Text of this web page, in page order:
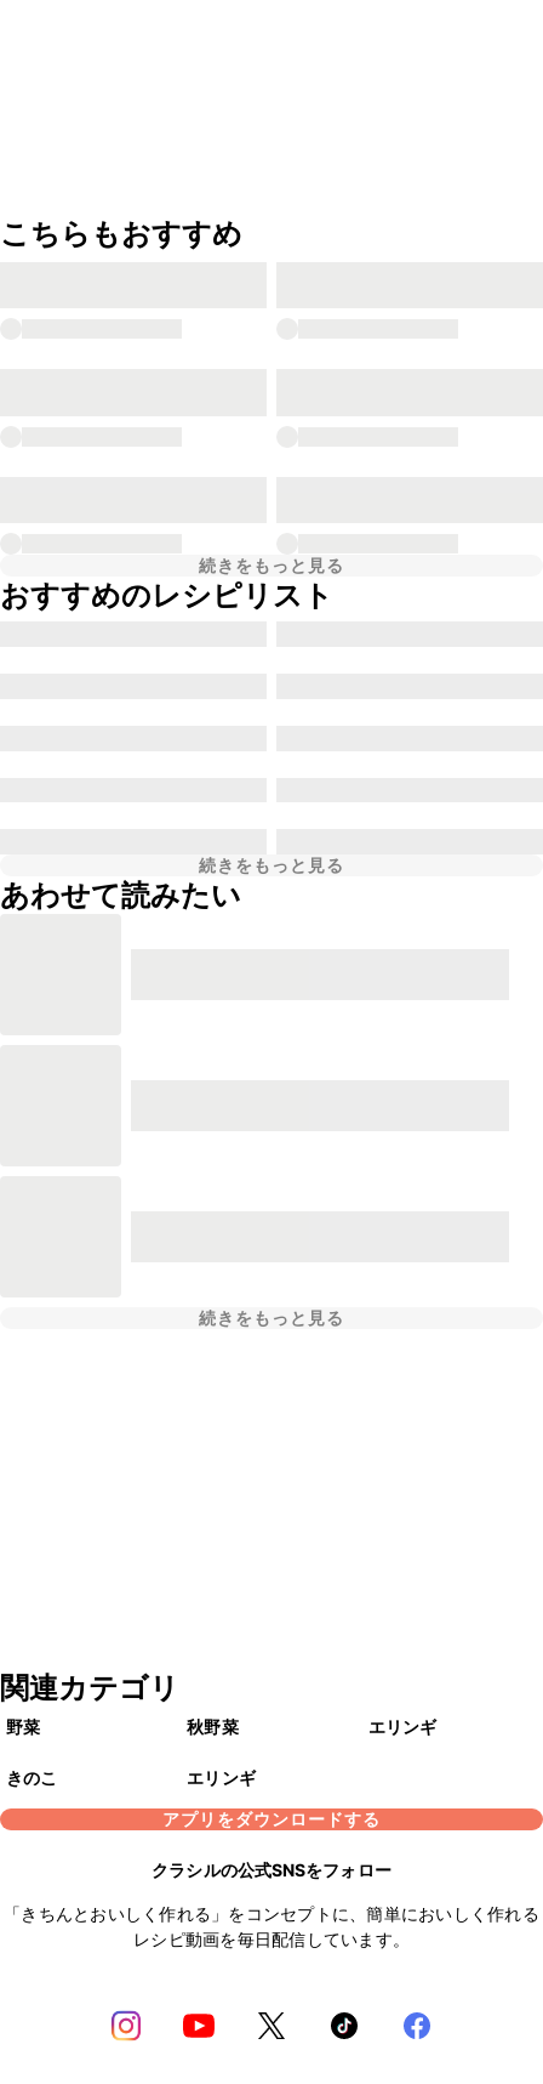
こちらもおすすめ
続きをもっと見る
おすすめのレシピリスト
続きをもっと見る
あわせて読みたい
続きをもっと見る
関連カテゴリ
野菜 秋野菜 エリンギ
きのこ
エリンギ
アプリをダウンロードする
クラシルの公式SNSをフォロー
「きちんとおいしく作れる」をコンセプトに、簡単においしく作れる
レシピ動画を毎日配信しています。